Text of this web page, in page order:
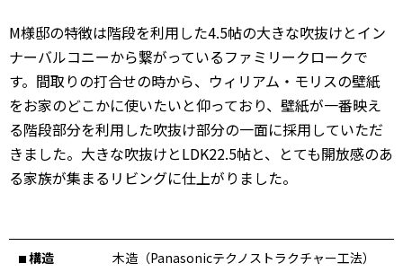
M様邸の特徴は階段を利用した4.5帖の大きな吹抜けとイン
ナーバルコニーから繋がっているファミリークロークで
す。間取りの打合せの時から、 ウィリアム・モリスの壁紙
をお家のどこかに使いたいと仰っており、壁紙が一番映え
る階段部分を利用した吹抜け部分の一面に採用していただ
きました。大きな吹抜けとLDK22.5帖と、とても開放感のあ
る家族が集まるリビングに仕上がりました。
■ 構造 木造（Panasonicテクノストラクチャー工法）